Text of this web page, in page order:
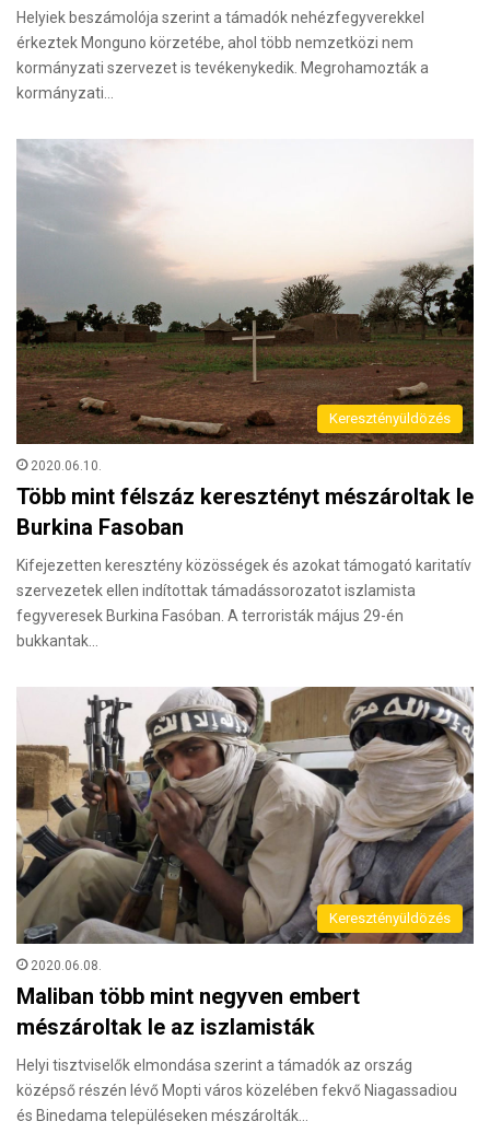
Helyiek beszámolója szerint a támadók nehézfegyverekkel
érkeztek Monguno körzetébe, ahol több nemzetközi nem
kormányzati szervezet is tevékenykedik. Megrohamozták a
kormányzati…
Keresztényüldözés
2020.06.10.
Több mint félszáz keresztényt mészároltak le
Burkina Fasoban
Kifejezetten keresztény közösségek és azokat támogató karitatív
szervezetek ellen indítottak támadássorozatot iszlamista
fegyveresek Burkina Fasóban. A terroristák május 29-én
bukkantak…
Keresztényüldözés
2020.06.08.
Maliban több mint negyven embert
mészároltak le az iszlamisták
Helyi tisztviselők elmondása szerint a támadók az ország
középső részén lévő Mopti város közelében fekvő Niagassadiou
és Binedama településeken mészárolták…